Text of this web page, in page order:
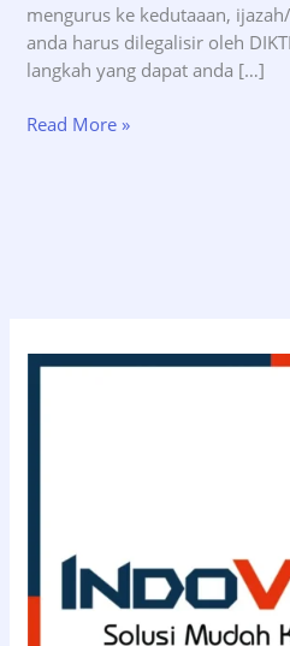
mengurus ke kedutaaan,
anda harus dilegalisir oleh
langkah yang dapat anda […]
Syarat
(0811-
Read More »